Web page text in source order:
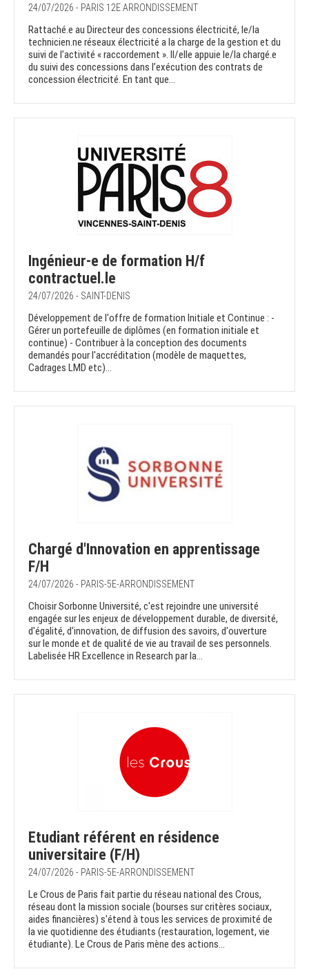
24/07/2026 - PARIS 12E ARRONDISSEMENT
Rattaché.e au Directeur des concessions électricité, le/la
technicien.ne réseaux électricité a la charge de la gestion et du
suivi de l’activité « raccordement ». Il/elle appuie le/la chargé.e
du suivi des concessions dans l’exécution des contrats de
concession électricité. En tant que...
Ingénieur-e de formation H/f
contractuel.le
24/07/2026 - SAINT-DENIS
Développement de l'offre de formation Initiale et Continue : -
Gérer un portefeuille de diplômes (en formation initiale et
continue) - Contribuer à la conception des documents
demandés pour l'accréditation (modèle de maquettes,
Cadrages LMD etc)...
Chargé d'Innovation en apprentissage
F/H
24/07/2026 - PARIS-5E-ARRONDISSEMENT
Choisir Sorbonne Université, c'est rejoindre une université
engagée sur les enjeux de développement durable, de diversité,
d'égalité, d'innovation, de diffusion des savoirs, d'ouverture
sur le monde et de qualité de vie au travail de ses personnels.
Labelisée HR Excellence in Research par la...
Etudiant référent en résidence
universitaire (F/H)
24/07/2026 - PARIS-5E-ARRONDISSEMENT
Le Crous de Paris fait partie du réseau national des Crous,
réseau dont la mission sociale (bourses sur critères sociaux,
aides financières) s'étend à tous les services de proximité de
la vie quotidienne des étudiants (restauration, logement, vie
étudiante). Le Crous de Paris mène des actions...